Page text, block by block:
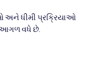
અને ધીમી પ્રક્રિયાઓ
આગળ વધે છે.